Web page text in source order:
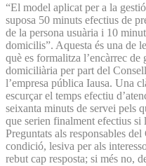
“El model aplicat per a la
suposa 50 minuts efectius de
de la persona usuària i 10
domicilis”. Aquesta és una de
què es formalitza l’encàrrec de
domiciliària per part del
l’empresa pública Iausa. Una
escurçar el temps efectiu
seixanta minuts de servei pels
que serien finalment efectius
Preguntats als responsables
condició, lesiva per als
rebut cap resposta; si més no,